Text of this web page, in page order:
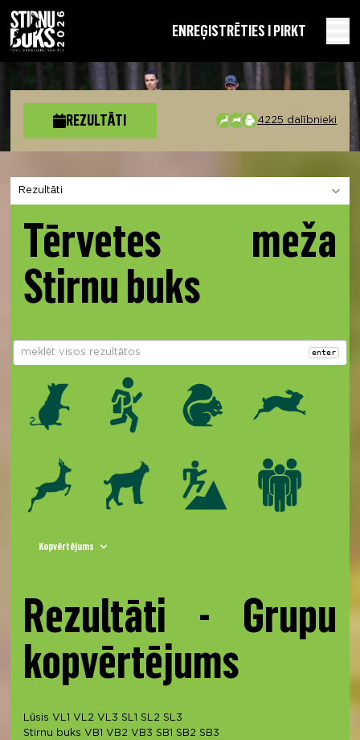
ENREĢISTRĒTIES I PIRKT
REZULTĀTI 4225 dalībnieki
Izvēlies sadaļu
Tērvetes meža
Stirnu buks
enter
Kopvērtējums
Rezultāti - Grupu
kopvērtējums
Lūsis VL1 VL2 VL3 SL1 SL2 SL3
Stirnu buks VB1 VB2 VB3 SB1 SB2 SB3